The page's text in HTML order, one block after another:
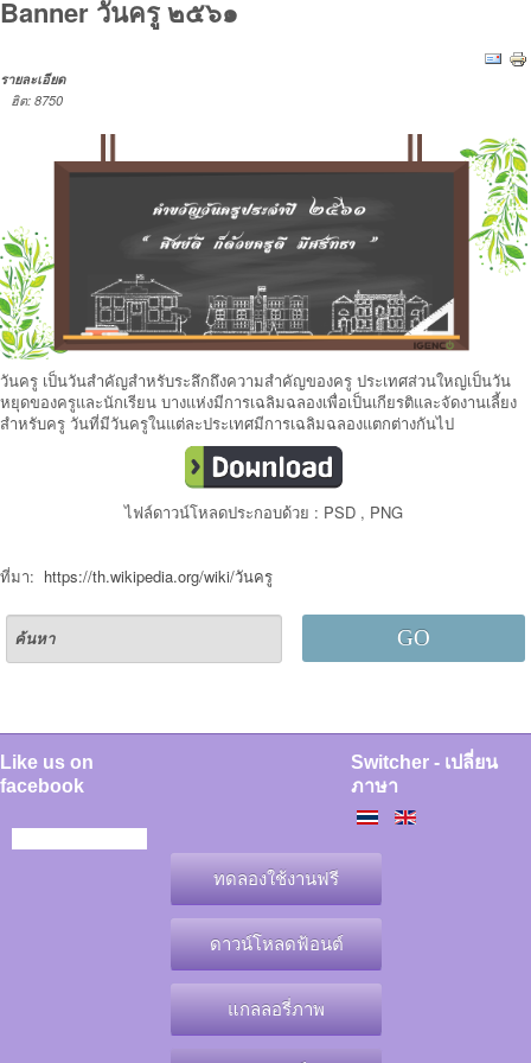
Banner วันครู ๒๕๖๑
รายละเอียด
ฮิต: 8750
วันครู เป็นวันสำคัญสำหรับระลึกถึงความสำคัญของครู ประเทศส่วนใหญ่เป็นวัน
หยุดของครูและนักเรียน บางแห่งมีการเฉลิมฉลองเพื่อเป็นเกียรติและจัดงานเลี้ยง
สำหรับครู วันที่มีวันครูในแต่ละประเทศมีการเฉลิมฉลองแตกต่างกันไป
ไฟล์ดาวน์โหลดประกอบด้วย : PSD , PNG
ที่มา: https://th.wikipedia.org/wiki/วันครู
GO
Like us on
facebook
ทดลองใช้งานฟรี
ดาวน์โหลดฟ้อนต์
แกลลอรี่ภาพ
Switcher - เปลี่ยน
ภาษา